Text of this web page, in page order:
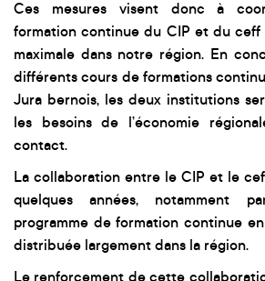
Ces mesures visent donc à
formation continue du CIP et du
maximale dans notre région. En
différents cours de formations
Jura bernois, les deux institutions
les besoins de l’économie
contact.
La collaboration entre le CIP et le
quelques années, notamment
programme de formation continue
distribuée largement dans la région.